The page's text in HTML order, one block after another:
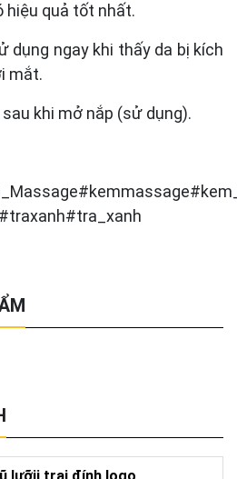
hiệu quả tốt nhất.
dụng ngay khi thấy da bị kích
mắt.
khi mở nắp (sử dụng).
lưỡii trai đính logo